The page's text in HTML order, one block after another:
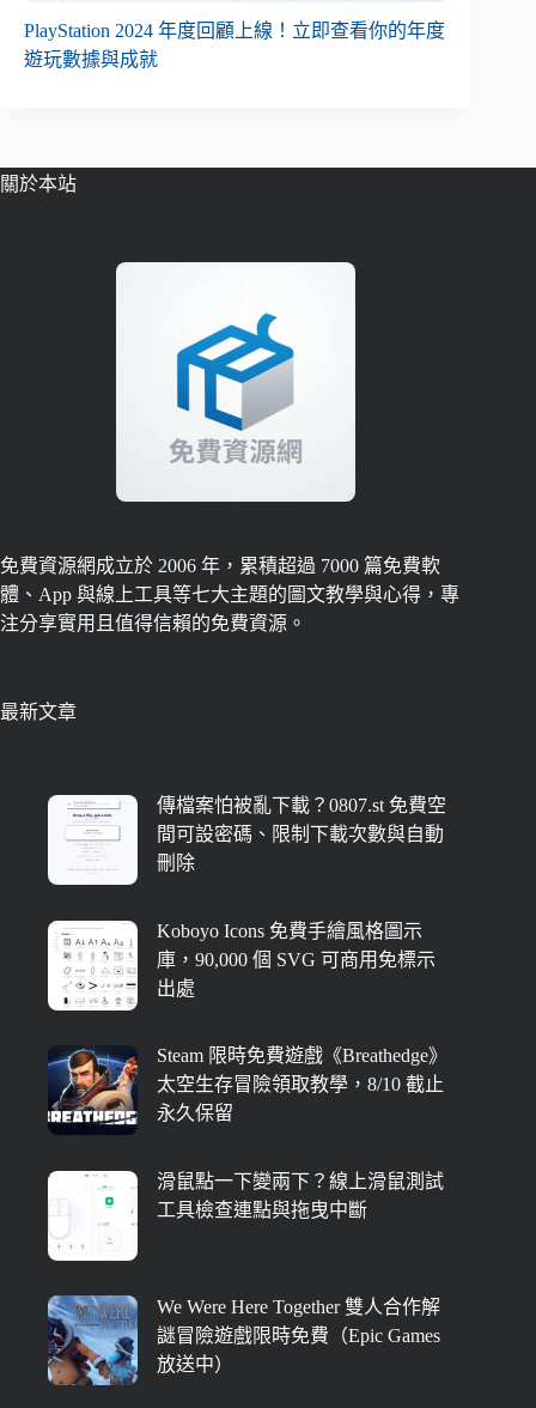
PlayStation 2024 年度回顧上線！立即查看你的年度
遊玩數據與成就
關於本站
免費資源網成立於 2006 年，累積超過 7000 篇免費軟
體、App 與線上工具等七大主題的圖文教學與心得，專
注分享實用且值得信賴的免費資源。
最新文章
傳檔案怕被亂下載？0807.st 免費空
間可設密碼、限制下載次數與自動
刪除
Koboyo Icons 免費手繪風格圖示
庫，90,000 個 SVG 可商用免標示
出處
Steam 限時免費遊戲《Breathedge》
太空生存冒險領取教學，8/10 截止
永久保留
滑鼠點一下變兩下？線上滑鼠測試
工具檢查連點與拖曳中斷
We Were Here Together 雙人合作解
謎冒險遊戲限時免費（Epic Games
放送中）